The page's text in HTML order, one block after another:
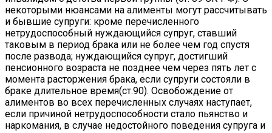
некоторыми нюансами на алименты могут рассчитывать
и бывшие супруги: кроме перечисленного
нетрудоспособный нуждающийся супруг, ставший
таковым в период брака или не более чем год спустя
после развода; нуждающийся супруг, достигший
пенсионного возраста не позднее чем через пять лет с
момента расторжения брака, если супруги состояли в
браке длительное время(ст.90). Освобождение от
алиментов во всех перечисленных случаях наступает,
если причиной нетрудоспособности стало пьянство и
наркомания, в случае недостойного поведения супруга и